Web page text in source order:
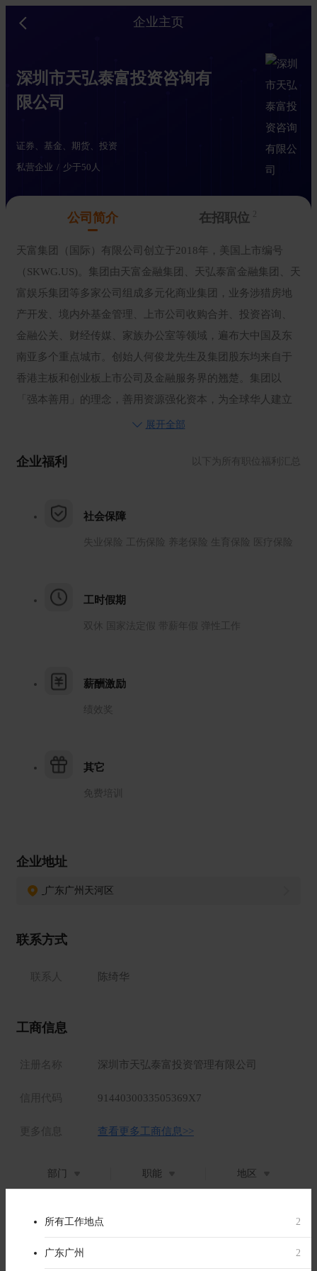
企业主页
深圳市天弘泰富投资咨询有
限公司
证券、基金、期货、投资
私营企业
少于50人
公司简介 在招职位 2
天富集团（国际）有限公司创立于2018年，美国上市编号
（SKWG.US)。集团由天富金融集团、天弘泰富金融集团、天
富娱乐集团等多家公司组成多元化商业集团，业务涉猎房地
产开发、境内外基金管理、上市公司收购合并、投资咨询、
金融公关、财经传媒、家族办公室等领域，遍布大中国及东
南亚多个重点城市。创始人何俊龙先生及集团股东均来自于
香港主板和创业板上市公司及金融服务界的翘楚。集团以
「强本善用」的理念，善用资源强化资本，为全球华人建立
全方位金融服务平台。深圳市天弘泰富投资咨询有限公司是
集团旗下子公司持有中国香港金融业4号（就证券提供意见）
人牌照， 形成了投资咨询、资产管理、企业上市辅导、离岸
等全方位的跨境金融产业链。
展开全部
企业福利 以下为所有职位福利汇总
社会保障
失业保险 工伤保险 养老保险 生育保险 医疗保险
工时假期
双休 国家法定假 带薪年假 弹性工作
薪酬激励
绩效奖
其它
免费培训
企业地址
广东广州天河区
联系方式
联系人 陈绮华
工商信息
注册名称 深圳市天弘泰富投资管理有限公司
信用代码 9144030033505369X7
更多信息 查看更多工商信息>>
部门 职能 地区
所有部门 2
身份规划事业部 2
所有职位类别 2
销售类-人员 1
所有工作地点 2
广东广州 2
身份规划事业部（2）
香港移民业务高级销售顾问
15-30K